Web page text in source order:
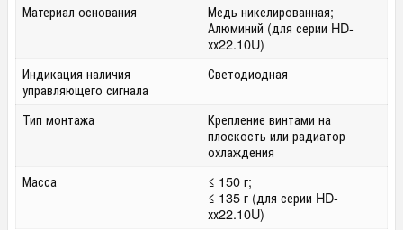
Материал основания
Медь никелированная;
Алюминий (для серии HD-
хх22.10U)
Индикация наличия
управляющего сигнала
Светодиодная
Тип монтажа
Крепление винтами на
плоскость или радиатор
охлаждения
Масса
≤ 150 г;
≤ 135 г (для серии HD-
хх22.10U)